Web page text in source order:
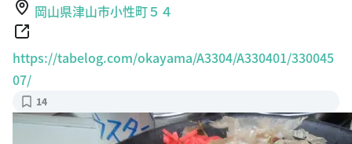
岡山県津山市小性町５４
https://tabelog.com/okayama/A3304/A330401/330045
07/
14